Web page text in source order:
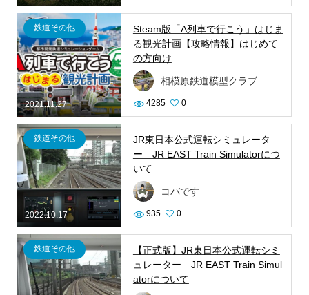
2021.11.27
鉄道その他
Steam版「A列車で行こう」はじま
る観光計画【攻略情報】はじめて
の方向け
相模原鉄道模型クラブ
4285 0
2022.10.17
鉄道その他
JR東日本公式運転シミュレータ
ー JR EAST Train Simulatorにつ
いて
コバです
935 0
鉄道その他
【正式版】JR東日本公式運転シミ
ュレーター JR EAST Train Simul
atorについて